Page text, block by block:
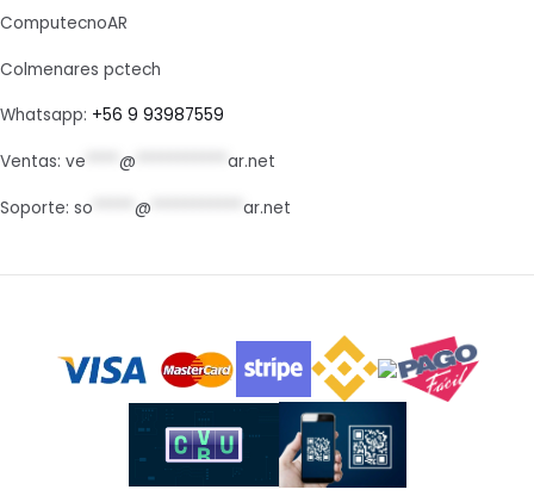
ComputecnoAR
Colmenares pctech
Whatsapp: +56 9 93987559
Ventas: ve @ ar.net
Soporte: so @ ar.net